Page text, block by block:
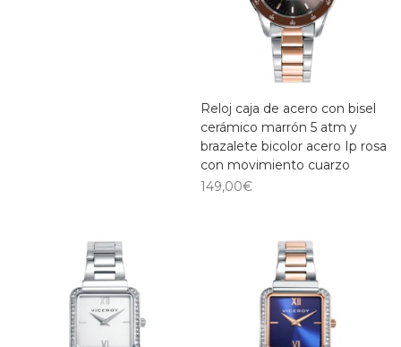
Reloj caja de acero con bisel
cerámico marrón 5 atm y
brazalete bicolor acero Ip rosa
con movimiento cuarzo
149,00€